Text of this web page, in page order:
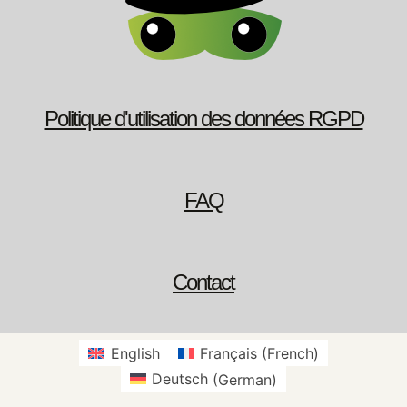
Politique d'utilisation des données RGPD
FAQ
Contact
English Français(French)
Deutsch (German)